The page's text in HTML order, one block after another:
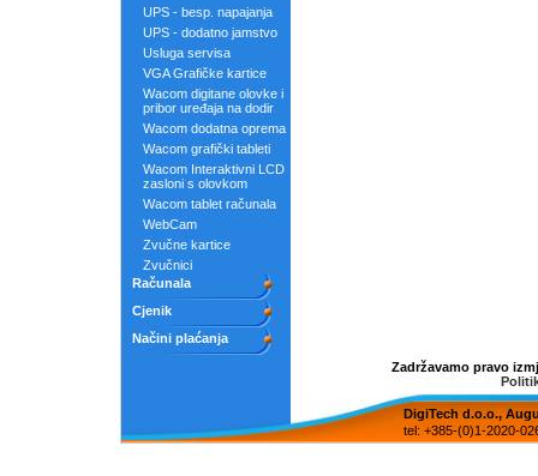
UPS - besp. napajanja
UPS - dodatno jamstvo
Usluga servisa
VGA Grafičke kartice
Wacom digitane olovke i
pribor uređaja na dodir
Wacom dodatna oprema
Wacom grafički tableti
Wacom Interaktivni LCD
zasloni s olovkom
Wacom tablet računala
WebCam
Zvučne kartice
Zvučnici
Računala
Cjenik
Načini plaćanja
Zadržavamo pravo
DigiTech d.o.o.,
tel: +385-(0)1-2020-